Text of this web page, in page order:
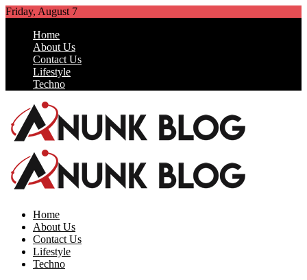
Skip
content
Friday, August 7
Home
About Us
Contact Us
Lifestyle
Techno
ANUNK BLOG
Blog Inspirasi Kehidupan
Home
About Us
Contact Us
Lifestyle
Techno